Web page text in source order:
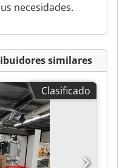
necesidades.
similares
Clasificado